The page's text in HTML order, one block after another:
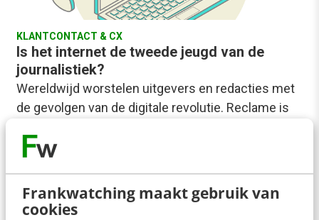
Frankwatching maakt gebruik van
cookies
KLANTCONTACT & CX
Is het internet de tweede jeugd van de
journalistiek?
Wereldwijd worstelen uitgevers en redacties met
de gevolgen van de digitale revolutie. Reclame is
betalen.…
Martijn van der Heijden· 11 jaar geleden